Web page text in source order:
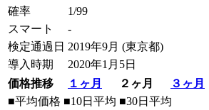
確率
1/99
スマート
-
検定通過日 2019年9月 (東京都)
導入時期
2020年1月5日
価格推移
１ヶ月 ２ヶ月
３ヶ月
■平均価格 ■10日平均 ■30日平均